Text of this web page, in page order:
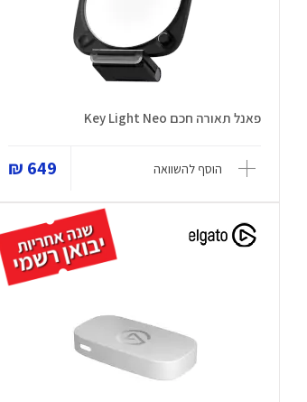
פאנל תאורה חכם Key Light Neo
הוסף להשוואה 649 ₪